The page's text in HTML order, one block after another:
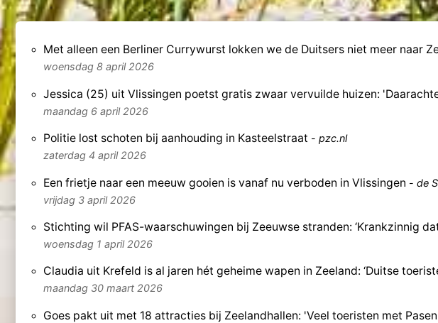
Met alleen een Berliner Currywurst lokken we de Duitsers niet meer naar
woensdag 8 april 2026
Jessica (25) uit Vlissingen poetst gratis zwaar vervuilde huizen:
maandag 6 april 2026
Politie lost schoten bij aanhouding in Kasteelstraat - pzc.nl
zaterdag 4 april 2026
Een frietje naar een meeuw gooien is vanaf nu verboden in Vlissingen - de
vrijdag 3 april 2026
Stichting wil PFAS-waarschuwingen bij Zeeuwse stranden: ‘Krankzinnig
woensdag 1 april 2026
Claudia uit Krefeld is al jaren hét geheime wapen in Zeeland: ‘Duitse
maandag 30 maart 2026
Goes pakt uit met 18 attracties bij Zeelandhallen: 'Veel toeristen met